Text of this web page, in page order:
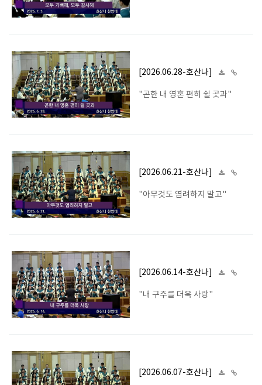
[2026.06.28-호산나]
"곤한 내 영혼 편히 쉴 곳과"
[2026.06.21-호산나]
"아무것도 염려하지 말고"
[2026.06.14-호산나]
"내 구주를 더욱 사랑"
[2026.06.07-호산나]